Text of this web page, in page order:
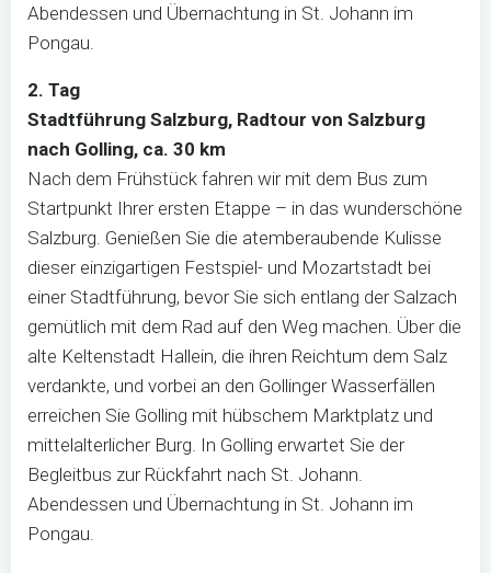
Abendessen und Übernachtung in St. Johann im
Pongau.
2. Tag
Stadtführung Salzburg, Radtour von Salzburg
nach Golling, ca. 30 km
Nach dem Frühstück fahren wir mit dem Bus zum
Startpunkt Ihrer ersten Etappe – in das wunderschöne
Salzburg. Genießen Sie die atemberaubende Kulisse
dieser einzigartigen Festspiel- und Mozartstadt bei
einer Stadtführung, bevor Sie sich entlang der Salzach
gemütlich mit dem Rad auf den Weg machen. Über die
alte Keltenstadt Hallein, die ihren Reichtum dem Salz
verdankte, und vorbei an den Gollinger Wasserfällen
erreichen Sie Golling mit hübschem Marktplatz und
mittelalterlicher Burg. In Golling erwartet Sie der
Begleitbus zur Rückfahrt nach St. Johann.
Abendessen und Übernachtung in St. Johann im
Pongau.